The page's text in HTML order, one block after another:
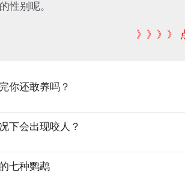
性别呢。
》》》》
你还敢养吗？
下会出现咬人？
七种鹦鹉